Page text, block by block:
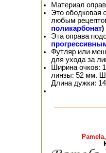
Материал
Это ободковая
любым
поликарбонат)
Эта оправа
Футляр или
для ухода за
Ширина очков:
линзы: 52 мм.
Длина дужки: